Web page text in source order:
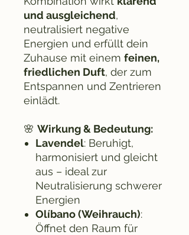
und ausgleichend,
neutralisiert negative
Energien und erfüllt dein
Zuhause mit einem feinen,
friedlichen Duft, der zum
Entspannen und Zentrieren
einlädt.
🌸 Wirkung & Bedeutung:
Lavendel: Beruhigt,
harmonisiert und gleicht
aus – ideal zur
Neutralisierung schwerer
Energien
Olíbano (Weihrauch):
Öffnet den Raum für